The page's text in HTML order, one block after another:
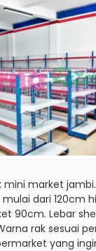
mini market
dari 120cm
90cm. Lebar
rak sesuai
yang